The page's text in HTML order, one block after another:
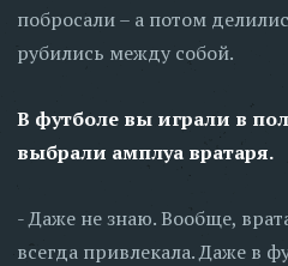
побросали – а потом
рубились между собой.
В футболе вы играли в
выбрали амплуа вратаря.
- Даже не знаю. Вообще,
всегда привлекала. Даже в